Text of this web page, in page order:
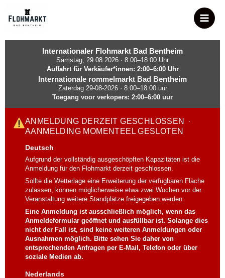
Inhalt
Main
Internationaler Flohmarkt Bad Bentheim
Samstag, 29.08.2026 · 8:00–18:00 Uhr
Auffahrt für Verkäufer*innen: 2:00–6:00 Uhr
Internationale rommelmarkt Bad Bentheim
Zaterdag 29-08-2026 · 8:00–18:00 uur
Toegang voor verkopers: 2:00–6:00 uur
ANMELDUNG DERZEIT GESCHLOSSEN
·
AANMELDING MOMENTEEL GESLOTEN
Deutsch
Aufgrund der vollständig ausgeschöpften Kapazitäten ist die
Anmeldung für den Flohmarkt derzeit geschlossen.
Sollte die Wetterlage eine Erweiterung der verfügbaren Fläche
zulassen, können möglicherweise etwa zwei Wochen vor der
Veranstaltung weitere Standplätze freigegeben werden.
Eine Anmeldung ist ausschließlich möglich, wenn das
Anmeldeformular geöffnet und ausfüllbar ist. Solange dies
nicht der Fall ist, sind keine weiteren Anmeldungen oder
Ausnahmen möglich. Bitte sehen Sie daher von
entsprechenden Anfragen per E-Mail, Telefon oder über
soziale Medien ab.
Nederlands